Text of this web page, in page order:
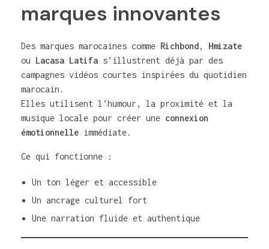
marques innovantes
Des marques marocaines comme Richbond, Hmizate
ou Lacasa Latifa s’illustrent déjà par des
campagnes vidéos courtes inspirées du quotidien
marocain.
Elles utilisent l’humour, la proximité et la
musique locale pour créer une connexion
émotionnelle immédiate.
Ce qui fonctionne :
Un ton léger et accessible
Un ancrage culturel fort
Une narration fluide et authentique